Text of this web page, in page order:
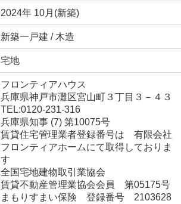
2024年 10月(新築)
新築一戸建 / 木造
宅地
フロンティアハウス
兵庫県神戸市灘区宮山町３丁目３－４３
TEL:0120-231-316
兵庫県知事 (7) 第10075号
賃貸住宅管理業者登録番号は 有限会社
フロンティアホームにて取得しておりま
す
全国宅地建物取引業協会
賃貸不動産管理業協会会員 第05175号
まもりすまい保険 登録番号 2103628